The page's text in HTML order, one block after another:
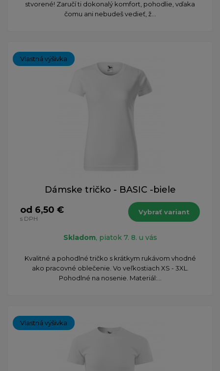
stvorené! Zaručí ti dokonalý komfort, pohodlie, vďaka
čomu ani nebudeš vedieť, ž...
Vlastná výšivka
Dámske tričko - BASIC -biele
od 6,50 €
s DPH
Vybrať variant
Skladom, piatok 7. 8. u vás
Kvalitné a pohodlné tričko s krátkym rukávom vhodné
ako pracovné oblečenie. Vo veľkostiach XS - 3XL.
Pohodlné na nosenie. Materiál:...
Vlastná výšivka